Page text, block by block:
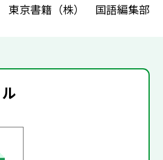
東京書籍（株） 国語編集部